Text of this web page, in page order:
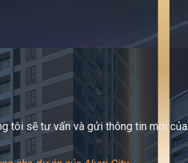
tôi sẽ tư vấn và gửi thông tin mới của